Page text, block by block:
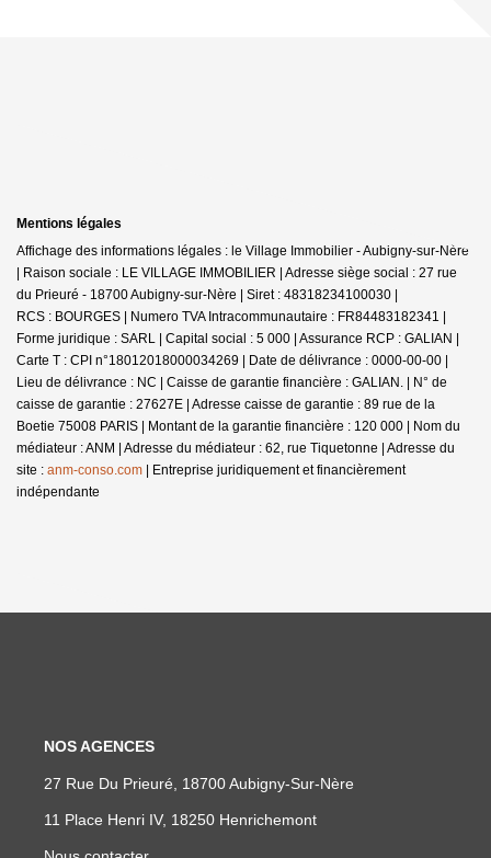
Mentions légales
Affichage des informations légales : le Village Immobilier - Aubigny-sur-Nère
| Raison sociale : LE VILLAGE IMMOBILIER | Adresse siège social : 27 rue
du Prieuré - 18700 Aubigny-sur-Nère | Siret : 48318234100030 |
RCS : BOURGES | Numero TVA Intracommunautaire : FR84483182341 |
Forme juridique : SARL | Capital social : 5 000 | Assurance RCP : GALIAN |
Carte T : CPI n°18012018000034269 | Date de délivrance : 0000-00-00 |
Lieu de délivrance : NC | Caisse de garantie financière : GALIAN. | N° de
caisse de garantie : 27627E | Adresse caisse de garantie : 89 rue de la
Boetie 75008 PARIS | Montant de la garantie financière : 120 000 | Nom du
médiateur : ANM | Adresse du médiateur : 62, rue Tiquetonne | Adresse du
site : anm-conso.com | Entreprise juridiquement et financièrement
indépendante
NOS AGENCES
27 Rue Du Prieuré, 18700 Aubigny-Sur-Nère
11 Place Henri IV, 18250 Henrichemont